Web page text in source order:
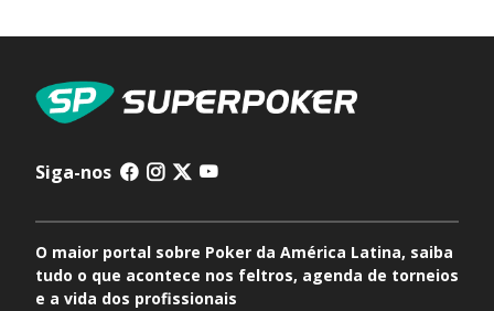
Siga-nos
O maior portal sobre Poker da América Latina, saiba
tudo o que acontece nos feltros, agenda de torneios
e a vida dos profissionais